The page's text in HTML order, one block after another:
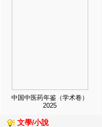
中国中医药年鉴（学术卷）
2025
文學/小說